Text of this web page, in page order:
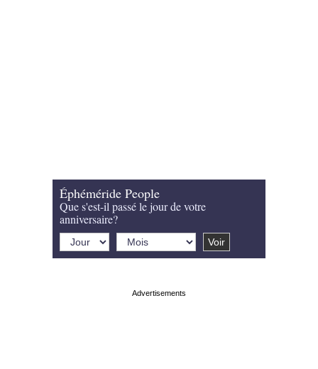
Éphéméride People
Que s'est-il passé le jour de votre
anniversaire?